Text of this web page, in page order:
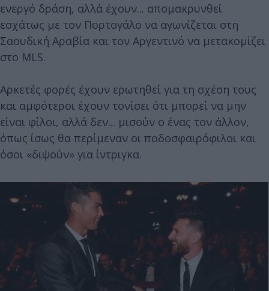
ενεργό δράση, αλλά έχουν... απομακρυνθεί
εσχάτως με τον Πορτογάλο να αγωνίζεται στη
Σαουδική Αραβία και τον Αργεντινό να μετακομίζει
στο MLS.
Αρκετές φορές έχουν ερωτηθεί για τη σχέση τους
και αμφότεροι έχουν τονίσει ότι μπορεί να μην
είναι φίλοι, αλλά δεν... μισούν ο ένας τον άλλον,
όπως ίσως θα περίμεναν οι ποδοσφαιρόφιλοι και
όσοι «διψούν» για ίντριγκα.